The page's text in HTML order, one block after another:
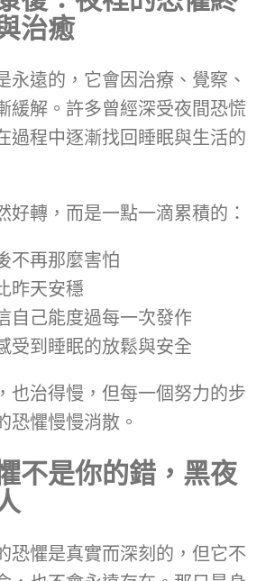
治癒
永遠的，它會因治療、覺察、
緩解。許多曾經深受夜間恐慌
過程中逐漸找回睡眠與生活的
好轉，而是一點一滴累積的：
不再那麼害怕
昨天安穩
自己能度過每一次發作
受到睡眠的放鬆與安全
也治得慢，但每一個努力的步
恐懼慢慢消散。
不是你的錯，黑夜
恐懼是真實而深刻的，但它不